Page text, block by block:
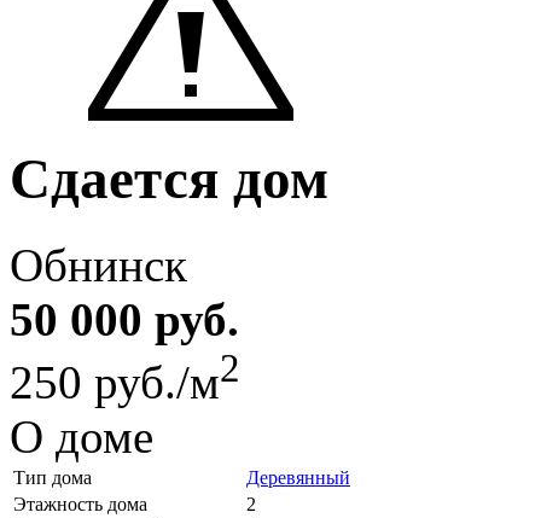
Сдается дом
Обнинск
50 000 руб.
250 руб./м2
О доме
Тип дома
Деревянный
Этажность дома
2